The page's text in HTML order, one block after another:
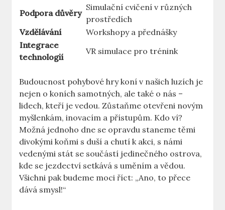
Podpora důvěry
Simulační cvičení v různých
prostředích
Vzdělávání
Workshopy a přednášky
Integrace
technologií
VR simulace pro trénink
Budoucnost pohybové hry koní v našich luzích je
nejen o koních samotných, ale také o nás –
lidech, kteří je vedou. Zůstaňme otevřeni novým
myšlenkám, inovacím a přístupům. Kdo ví?
Možná jednoho dne se opravdu staneme těmi
divokými koňmi s duší a chutí k akci, s námi
vedenými stát se součástí jedinečného ostrova,
kde se jezdectví setkává s uměním a vědou.
Všichni pak budeme moci říct: „Ano, to přece
dává smysl!“